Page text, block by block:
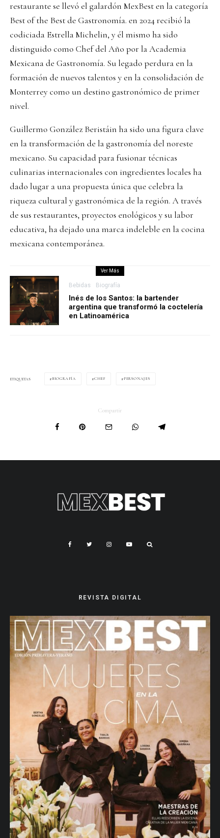
restaurante se llevó el galardón MexBest en la categoría
Best of the Best de Gastronomía. en 2024 recibió la
codiciada Estrella Michelin, y él mismo ha sido
distinguido como Chef del Año por la Academia
Mexicana de Gastronomía. Su legado perdura en la
formación de nuevos talentos y en la consolidación de
Monterrey como un destino gastronómico de primer
nivel.
Guillermo González Beristáin ha sido una figura clave
en la transformación de la gastronomía del noreste
mexicano. Su capacidad para fusionar técnicas
culinarias internacionales con ingredientes locales ha
dado lugar a una propuesta única que celebra la
riqueza cultural y gastronómica de la región. A través
de sus restaurantes, proyectos enológicos y su labor
educativa, ha dejado una marca indeleble en la cocina
mexicana contemporánea.
Ver Más
Bebidas Biografía
Inés de los Santos: la bartender
argentina que transformó la coctelería
en Latinoamérica
ETIQUETAS BIOGRAFÍA CHEF PERSONAJES
Compartir
REVISTA DIGITAL